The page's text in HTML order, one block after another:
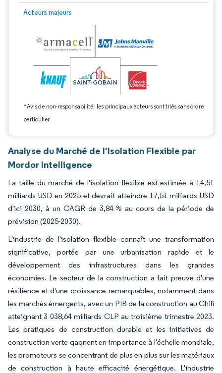
Acteurs majeurs
*Avis de non-responsabilité : les principaux acteurs sont triés sans ordre
particulier
Image © Mordor Intelligence. La réutilisation nécessite une attribution sous CC
Analyse du Marché de l'Isolation Flexible par
Mordor Intelligence
La taille du marché de l'isolation flexible est estimée à 14,51
milliards USD en 2025 et devrait atteindre 17,51 milliards USD
d'ici 2030, à un CAGR de 3,84 % au cours de la période de
prévision (2025-2030).
L'industrie de l'isolation flexible connaît une transformation
significative, portée par une urbanisation rapide et le
développement des infrastructures dans les grandes
économies. Le secteur de la construction a fait preuve d'une
résilience et d'une croissance remarquables, notamment dans
les marchés émergents, avec un PIB de la construction au Chili
atteignant 3 038,64 milliards CLP au troisième trimestre 2023.
Les pratiques de construction durable et les initiatives de
construction verte gagnent en importance à l'échelle mondiale,
les promoteurs se concentrant de plus en plus sur les matériaux
de construction à haute efficacité énergétique. L'industrie